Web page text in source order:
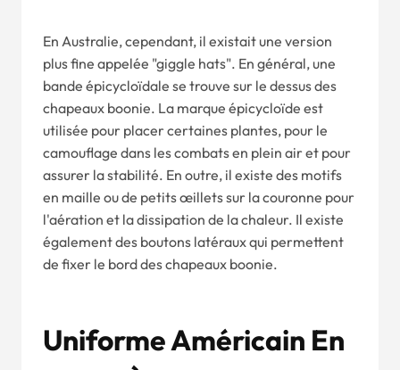
En Australie, cependant, il existait une version
plus fine appelée "giggle hats". En général, une
bande épicycloïdale se trouve sur le dessus des
chapeaux boonie. La marque épicycloïde est
utilisée pour placer certaines plantes, pour le
camouflage dans les combats en plein air et pour
assurer la stabilité. En outre, il existe des motifs
en maille ou de petits œillets sur la couronne pour
l'aération et la dissipation de la chaleur. Il existe
également des boutons latéraux qui permettent
de fixer le bord des chapeaux boonie.
Uniforme Américain En